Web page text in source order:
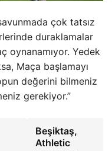
çok tatsız
duraklamalar
oynanamıyor. Yedek
Maça başlamayı
değerini bilmeniz
gerekiyor.”
Beşiktaş,
Athletic